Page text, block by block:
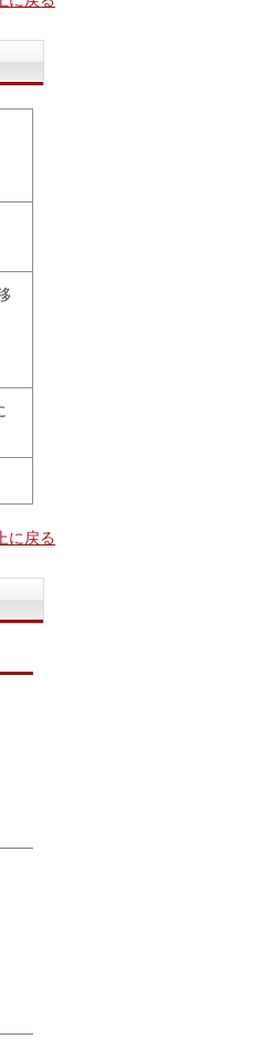
に戻る